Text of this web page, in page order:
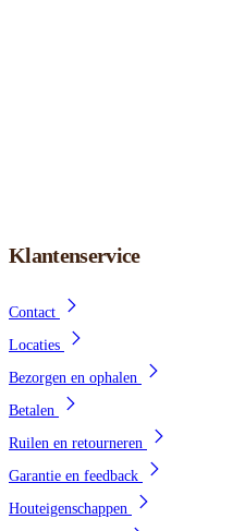
Klantenservice
Contact
Locaties
Bezorgen en ophalen
Betalen
Ruilen en retourneren
Garantie en feedback
Houteigenschappen